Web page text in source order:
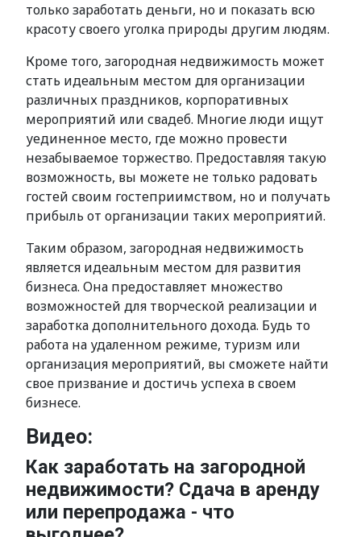
только заработать деньги, но и показать всю
красоту своего уголка природы другим людям.
Кроме того, загородная недвижимость может
стать идеальным местом для организации
различных праздников, корпоративных
мероприятий или свадеб. Многие люди ищут
уединенное место, где можно провести
незабываемое торжество. Предоставляя такую
возможность, вы можете не только радовать
гостей своим гостеприимством, но и получать
прибыль от организации таких мероприятий.
Таким образом, загородная недвижимость
является идеальным местом для развития
бизнеса. Она предоставляет множество
возможностей для творческой реализации и
заработка дополнительного дохода. Будь то
работа на удаленном режиме, туризм или
организация мероприятий, вы сможете найти
свое призвание и достичь успеха в своем
бизнесе.
Видео:
Как заработать на загородной
недвижимости? Сдача в аренду
или перепродажа - что